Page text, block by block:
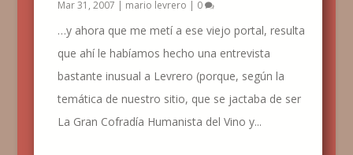
Mar 31, 2007 | mario levrero | 0
…y ahora que me metí a ese viejo portal, resulta
que ahí le habíamos hecho una entrevista
bastante inusual a Levrero (porque, según la
temática de nuestro sitio, que se jactaba de ser
La Gran Cofradía Humanista del Vino y...